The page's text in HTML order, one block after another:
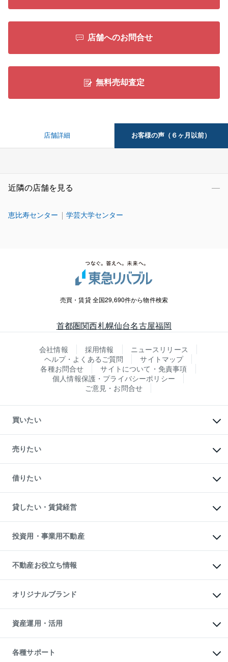
店舗へのお問合せ
無料売却査定
店舗詳細 お客様の声（６ヶ月以前）
近隣の店舗を見る
恵比寿センター 学芸大学センター
売買・賃貸 全国29,690件から物件検索
首都圏関西札幌仙台名古屋福岡
会社情報 採用情報
ニュースリリース
ヘルプ・よくあるご質問
サイトマップ
各種お問合せ
サイトについて・免責事項
個人情報保護・プライバシーポリシー
ご意見・お問合せ
買いたい
新築・分譲マンションの購入
中古マンションの購入
一戸建ての購入
中古一戸建ての購入
不動産購入の流れ
注目キーワード物件特集
購入ガイド
English 繁体中文簡体中文
売りたい
一戸建ての売却・査定
土地の売却・査定
スピードAI査定
不動産査定について
不動産売却の流れ
不動産買換えの流れ
売却ガイド
借りたい
オフィス・店舗の賃貸
借りるときの流れ
借りるガイド
貸したい・賃貸経営
マンション賃料データ
賃貸管理プラン
リロケーションについて
貸すガイド
投資用・事業用不動産
事業用不動産
マンション投資
投資用マンション
アパート経営
収益物件
ビル購入（ビル一棟）
投資用不動産の売却査定
事業用不動産の売却査定
不動産お役立ち情報
マンションライブラリー
人気マンションランキング
暮らしに役立つ不動産メディア
不動産相場・不動産価格情報
不動産コラム・ニュース
不動産用語集
不動産なんでもネット相談室
オリジナルブランド
一棟リノベーションマンション
L`GENTE（ルジェンテ）
区分リノベーションマンション
投資用一棟レジデンスWELL
資産運用・活用
不動産M&A
アセットマネジメント・出資
各種サポート